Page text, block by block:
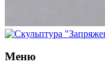
Меню